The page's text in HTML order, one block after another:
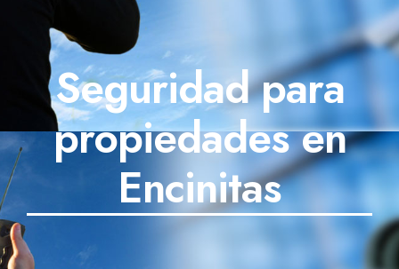
NOSOTROS
SERVICIOS
GUARDIAS UNIFORMADOS
SECTORES
TRABAJOS
Seguridad para
propiedades en
Encinitas